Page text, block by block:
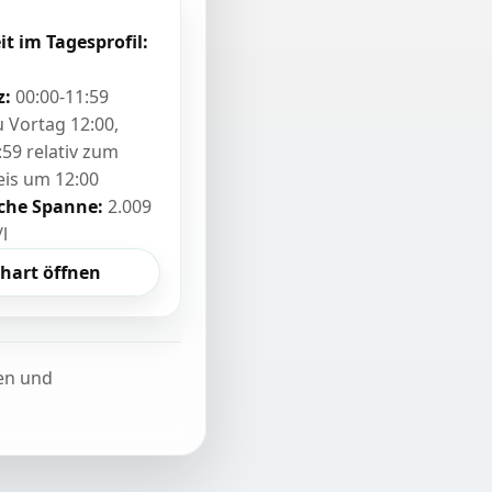
im Tagesprofil:
00:00-11:59
Vortag 12:00,
relativ zum
um 12:00
Spanne: 2.009
öffnen
und